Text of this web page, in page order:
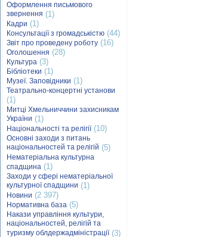
Оформлення письмового
звернення (1)
Кадри (1)
Консультації з громадськістю (44)
Звіт про проведену роботу (16)
Оголошення (28)
Культура (3)
Бібліотеки (1)
Музеї. Заповідники (1)
Театрально-концертні установи
(1)
Митці Хмельниччини захисникам
України (1)
Національності та релігії(10)
Основні заходи з питань
національностей та релігій (5)
Нематеріальна культурна
спадщина (1)
Заходи у сфері нематеріальної
культурної спадщини (1)
Новини (2 397)
Нормативна база (5)
Накази управління культури,
національностей, релігій та
туризму облдержадміністрації(3)